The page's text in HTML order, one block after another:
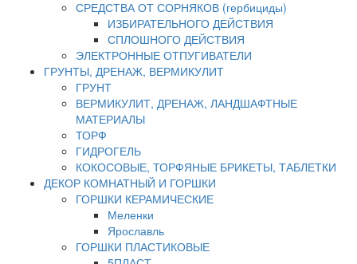
СРЕДСТВА ОТ СОРНЯКОВ (гербициды)
ИЗБИРАТЕЛЬНОГО ДЕЙСТВИЯ
СПЛОШНОГО ДЕЙСТВИЯ
ЭЛЕКТРОННЫЕ ОТПУГИВАТЕЛИ
ГРУНТЫ, ДРЕНАЖ, ВЕРМИКУЛИТ
ГРУНТ
ВЕРМИКУЛИТ, ДРЕНАЖ, ЛАНДШАФТНЫЕ
МАТЕРИАЛЫ
ТОРФ
ГИДРОГЕЛЬ
КОКОСОВЫЕ, ТОРФЯНЫЕ БРИКЕТЫ, ТАБЛЕТКИ
ДЕКОР КОМНАТНЫЙ И ГОРШКИ
ГОРШКИ КЕРАМИЧЕСКИЕ
Меленки
Ярославль
ГОРШКИ ПЛАСТИКОВЫЕ